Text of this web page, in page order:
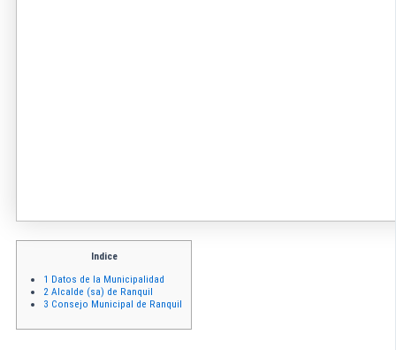
Indice
1 Datos de la Municipalidad
2 Alcalde (sa) de Ranquil
3 Consejo Municipal de Ranquil